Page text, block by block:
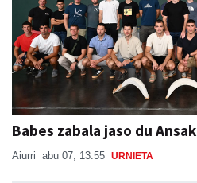
Babes zabala jaso du Ansak
Aiurri abu 07, 13:55 URNIETA